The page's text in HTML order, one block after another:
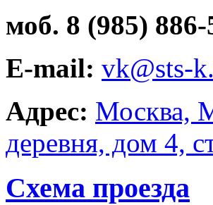
моб. 8 (985) 886-
E-mail: vk@sts-
Адрес: Москва,
деревня, дом 4,
Схема проезда